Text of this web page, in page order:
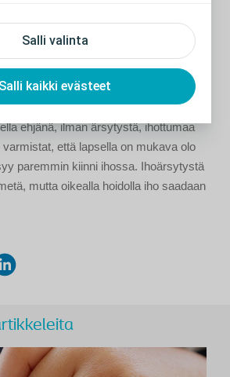
Salli valinta
Salli kaikki evästeet
saattaa ilmetä
ihoa kutsutaan peristomaaliseksi
että peristomaalinen iho pysyy
sinun on pidettävä huolta siitä, että
ehjänä, ilman ärsytystä, ihottumaa
että lapsella on mukava olo
paremmin kiinni ihossa. Ihoärsytystä
mutta oikealla hoidolla iho saadaan